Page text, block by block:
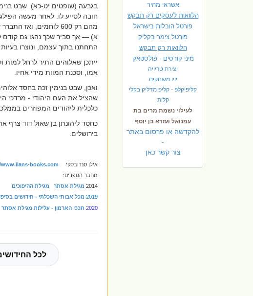
אשראי מהיר
הלוואות לעסקים רק תבקש
פורטל הובלות בישראל
פורטל צימר בקליק
הלוואות רק תבקש
מיני קורסים - פולסטאק
יצירת טריויה
יויו משחקים
קליפיקלפ - קליפ מדליק בקלי
קלות
לעילוי נשמת מרים בת
עמנואל ועזרא בן יוסף
להקדשה או פרסום באתר
-
צור קשר כאן
בגבעה (שופטים יט-כא). שבט
חובה לסייע לו. לאחר מעשה
מהם רק 600 לוחמים,
א) — אך סביר שכך נהגו גם קודם
התחתנו בתוך עצמם, ונוצרו
ייתכן שאלוהים התיר לרחל למות
אמו, וסכנת המוות מידי אחיו.
ואכן, שבט בנימין זכה בחסד
שהציל את העם היהודי - מרדכי
כלכלית ליהודים המפוזרים
כחסד ליהונתן בן שאול דוד צרף
בירושלים.
אילן סנדובסקי books.com/
מחבר הספרים:
2014 מגילת אסתר מגילת ההיפוכים
2019 מכל אבותי השכלתי - חידושים
2020 תככי הארמון - עלילות מגילת אסתר
לכל